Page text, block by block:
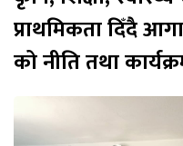
प्राथमिकता दिँदै
को नीति तथा